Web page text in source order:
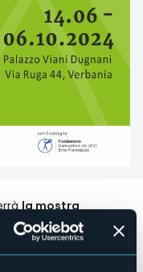
la mostra
150° anniversario
con le opere
di Verbania